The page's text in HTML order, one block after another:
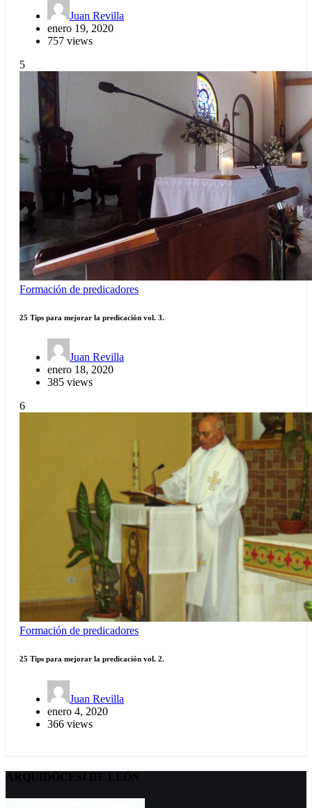
Juan Revilla
enero 19, 2020
757 views
5
Formación de predicadores
25 Tips para mejorar la predicación vol. 3.
Juan Revilla
enero 18, 2020
385 views
6
Formación de predicadores
25 Tips para mejorar la predicación vol. 2.
Juan Revilla
enero 4, 2020
366 views
ARQUIDÖCESI DE LEÓN